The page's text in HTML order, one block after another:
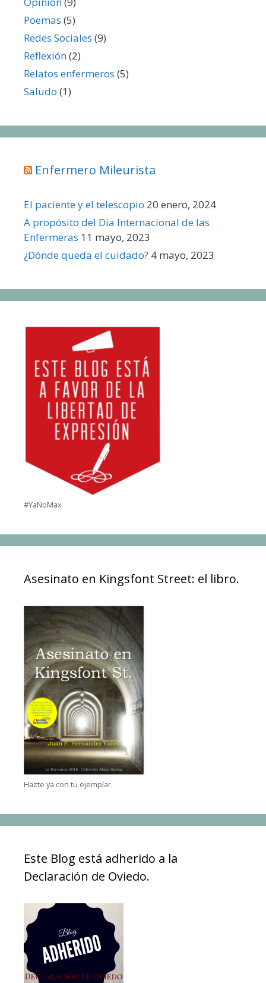
Poemas (5)
Redes Sociales (9)
Reflexión(2)
Relatos enfermeros (5)
Saludo (1)
Enfermero Mileurista
El paciente y el telescopio 20 enero, 2024
A propósito del Día Internacional de las
Enfermeras 11 mayo, 2023
¿Dónde queda el cuidado? 4 mayo, 2023
#YaNoMax
Asesinato en Kingsfont Street: el libro.
Hazte ya con tu ejemplar.
Este Blog está adherido a la
Declaración de Oviedo.